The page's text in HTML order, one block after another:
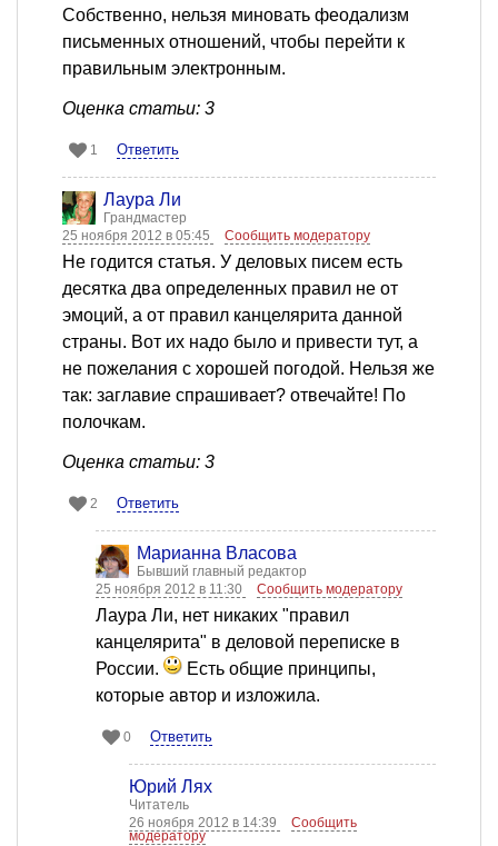
Собственно, нельзя миновать феодализм
письменных отношений, чтобы перейти к
правильным электронным.
Оценка статьи: 3
1 Ответить
Лаура Ли
Грандмастер
25 ноября 2012 в 05:45
Сообщить модератору
Не годится статья. У деловых писем есть
десятка два определенных правил не от
эмоций, а от правил канцелярита данной
страны. Вот их надо было и привести тут, а
не пожелания с хорошей погодой. Нельзя же
так: заглавие спрашивает? отвечайте! По
полочкам.
Оценка статьи: 3
2 Ответить
Марианна Власова
Бывший главный редактор
25 ноября 2012 в 11:30
Сообщить модератору
Лаура Ли, нет никаких "правил
канцелярита" в деловой переписке в
России.
Есть общие принципы,
которые автор и изложила.
0 Ответить
Юрий Лях
Читатель
26 ноября 2012 в 14:39
Сообщить
модератору